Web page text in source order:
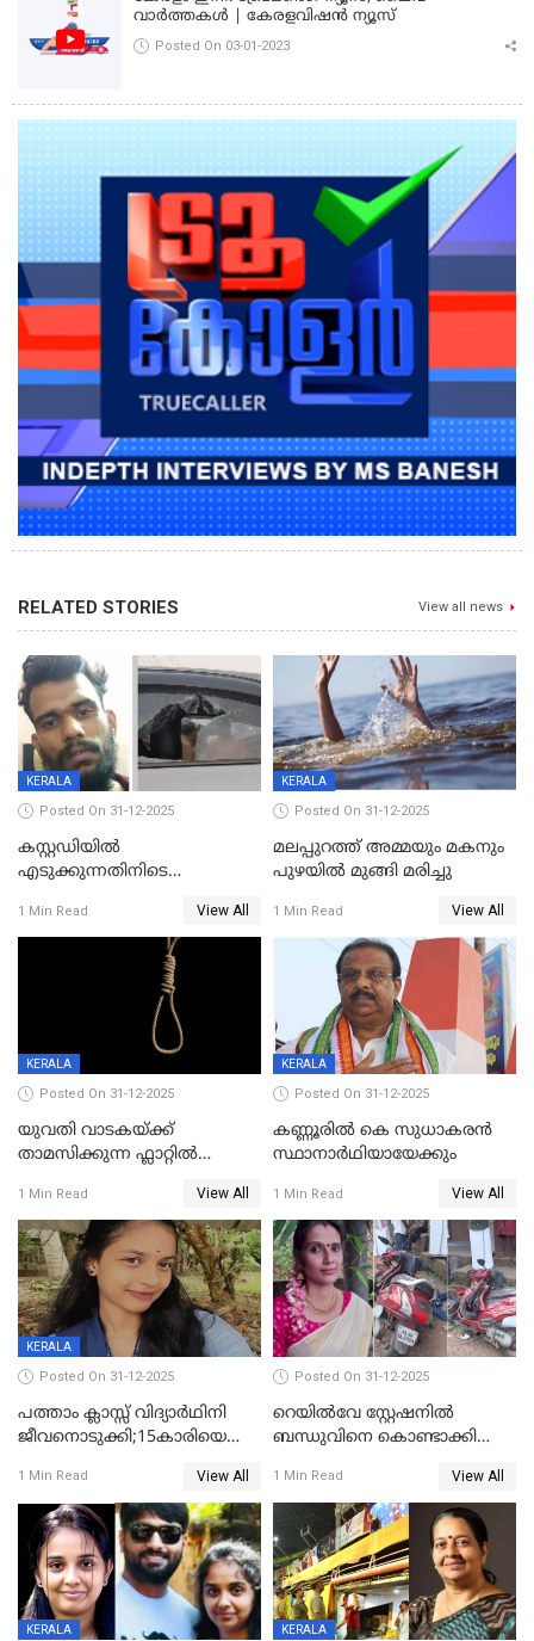
വാർത്തകൾ | കേരളവിഷൻ ന്യൂസ്
Posted On 03-01-2023
RELATED STORIES View all news
KERALA
Posted On 31-12-2025
കസ്റ്റഡിയിൽ
എടുക്കുന്നതിനിടെ
വധശ്രമക്കേസ് പ്രതി പിടിയിൽ
1 Min Read View All
KERALA
Posted On 31-12-2025
മലപ്പുറത്ത് അമ്മയും മകനും
പുഴയിൽ മുങ്ങി മരിച്ചു
1 Min Read View All
KERALA
Posted On 31-12-2025
യുവതി വാടകയ്ക്ക്
താമസിക്കുന്ന ഫ്ലാറ്റില്‍
സംഭവം കൈതപ്പൊയിലില്‍
1 Min Read View All
KERALA
Posted On 31-12-2025
കണ്ണൂരിൽ കെ സുധാകരൻ
സ്ഥാനാർഥിയായേക്കും
1 Min Read View All
KERALA
Posted On 31-12-2025
പത്താം ക്ലാസ്സ് വിദ്യാര്‍ഥിനി
ജീവനൊടുക്കി;15കാരിയെ
കിടപ്പുമുറിയില്‍ തൂങ്ങി മരിച്ച
നിലയിൽ
1 Min Read View All
Posted On 31-12-2025
റെയിൽവേ സ്റ്റേഷനിൽ
ബന്ധുവിനെ കൊണ്ടാക്കി
ലോറി സ്കൂട്ടറിൽ ഇടിച്ചു :
യുവതിക്ക് ദാരുണാന്ത്യം
1 Min Read View All
KERALA KERALA